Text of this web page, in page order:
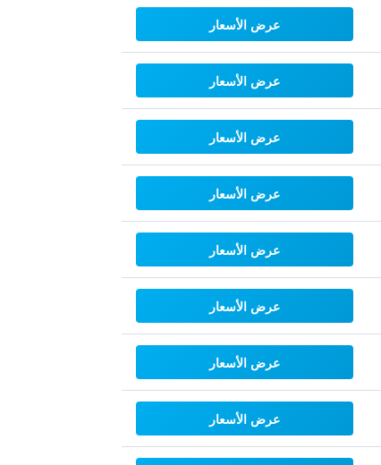
عرض الأسعار
عرض الأسعار
عرض الأسعار
عرض الأسعار
عرض الأسعار
عرض الأسعار
عرض الأسعار
عرض الأسعار